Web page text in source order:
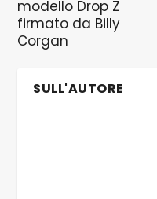
modello Drop Z
firmato da Billy
Corgan
SULL'AUTORE